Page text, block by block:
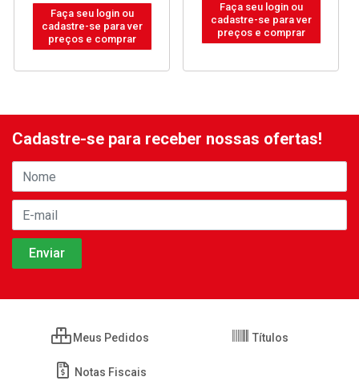
Faça seu login ou
cadastre-se para ver
preços e comprar
Faça seu login ou
cadastre-se para ver
preços e comprar
Cadastre-se para receber nossas ofertas!
Meus Pedidos Títulos
Notas Fiscais